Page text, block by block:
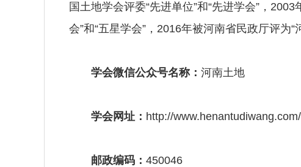
国土地学会评委“先进单位”和“先进学会”，
会”和“五星学会”，2016年被河南省民政厅评为“
学会微信公众号名称： 河南土地
学会网址： http://www.henantudiwang.com/
邮政编码： 450046